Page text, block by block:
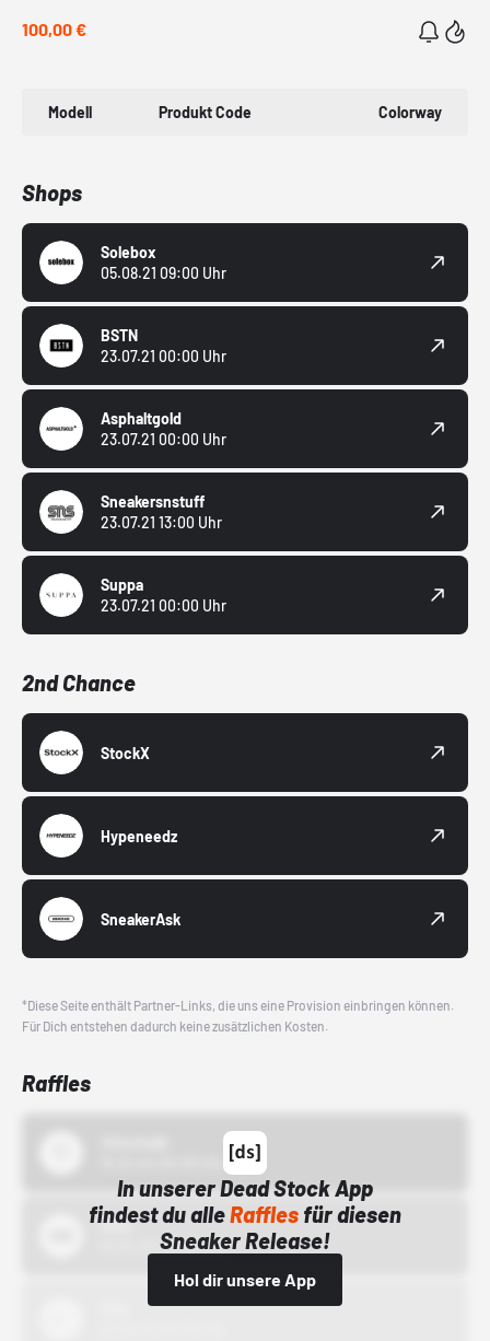
100,00 €
Modell Produkt Code Colorway
Shops
Solebox
05.08.21 09:00 Uhr
BSTN
23.07.21 00:00 Uhr
Asphaltgold
23.07.21 00:00 Uhr
Sneakersnstuff
23.07.21 13:00 Uhr
Suppa
23.07.21 00:00 Uhr
2nd Chance
StockX
Hypeneedz
SneakerAsk
*Diese Seite enthält Partner-Links, die uns eine Provision einbringen können.
Für Dich entstehen dadurch keine zusätzlichen Kosten.
Raffles
In unserer Dead Stock App
findest du alleRafflesfür diesen
Sneaker Release!
Hol dir unsere App
Bstn
01.10.22 00:00 Uhr